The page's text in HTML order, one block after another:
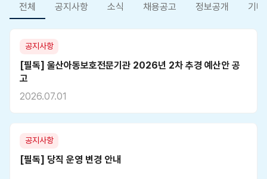
전체 공지사항 소식 채용공고 정보공개 기타
공지사항
[필독] 울산아동보호전문기관 2026년 2차 추경 예산안 공
고
2026.07.01
공지사항
[필독] 당직 운영 변경 안내